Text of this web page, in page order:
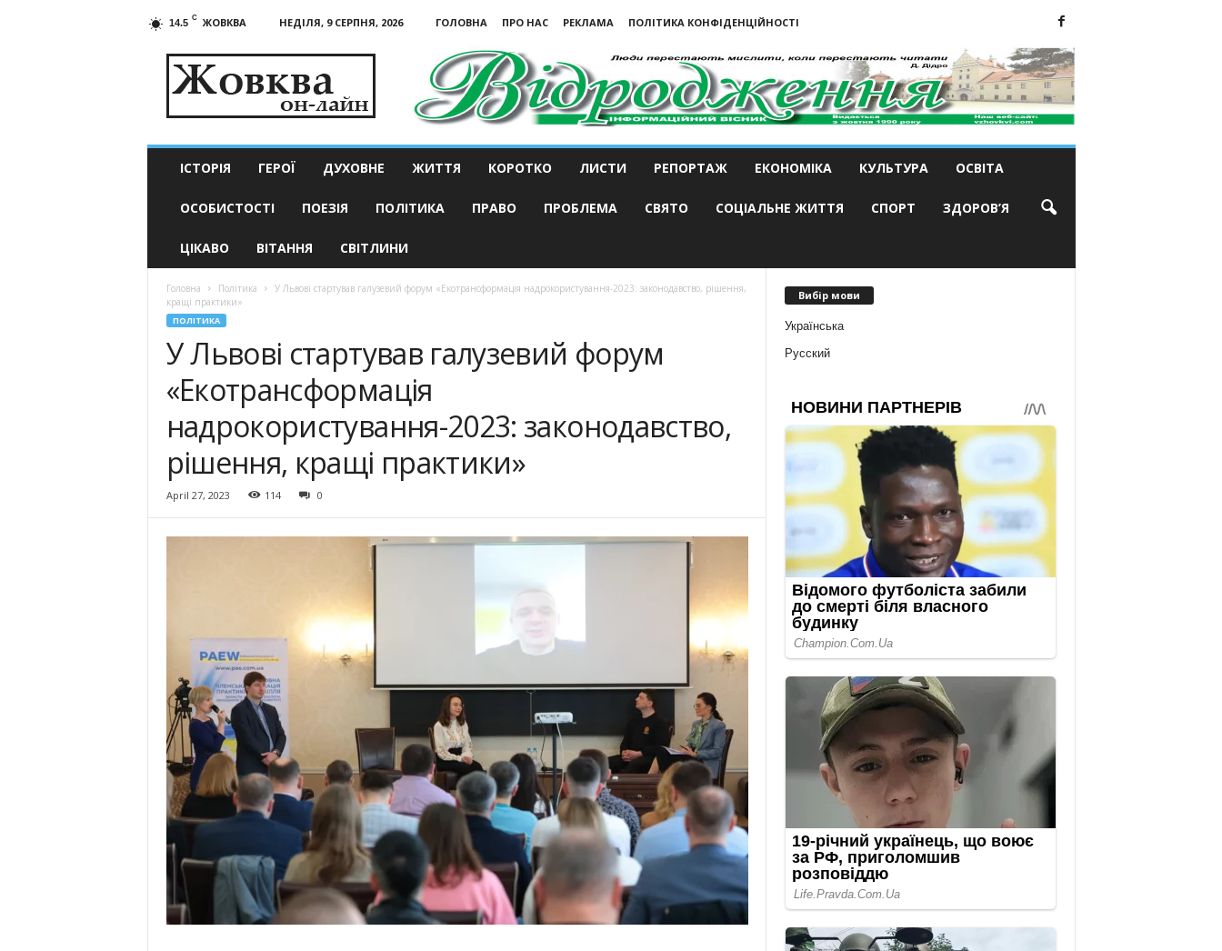
14.5 C ЖОВКВА НЕДІЛЯ, 9 СЕРПНЯ, 2026 ГОЛОВНА ПРО НАС РЕКЛАМА
ПОЛІТИКА КОНФІДЕНЦІЙНОСТІ
актуальні
ІСТОРІЯ ГЕРОЇ ДУХОВНЕ ЖИТТЯ КОРОТКО ЛИСТИ РЕПОРТАЖ ЕКОНОМІКА КУЛЬТУРА ОСВІТА
ОСОБИСТОСТІ ПОЕЗІЯ ПОЛІТИКА ПРАВО ПРОБЛЕМА СВЯТО СОЦІАЛЬНЕ ЖИТТЯ СПОРТ ЗДОРОВ’Я
ЦІКАВО ВІТАННЯ СВІТЛИНИ
Головна Політика
У Львові стартував галузевий форум «Екотрансформація надрокористування-2023: законодавство, рішення,
кращі практики»
ПОЛІТИКА
У Львові стартував галузевий форум
«Екотрансформація
надрокористування-2023: законодавство,
рішення, кращі практики»
April 27, 2023 114 0
Вибір мови
Українська
Русский